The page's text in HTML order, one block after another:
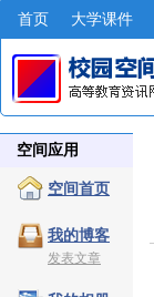
首页 大学课件
空间应用
空间首页
我的博客
发表文章